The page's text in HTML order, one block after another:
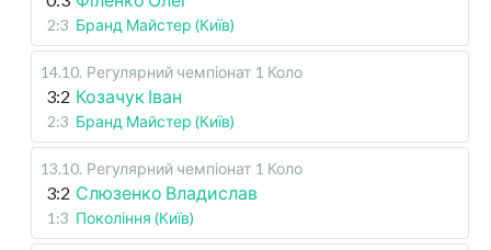
2:3 Бранд Майстер (Київ)
14.10. Регулярний чемпіонат 1 Коло
3:2 Козачук Іван
2:3 Бранд Майстер (Київ)
13.10. Регулярний чемпіонат 1 Коло
3:2 Слюзенко Владислав
1:3 Покоління (Київ)